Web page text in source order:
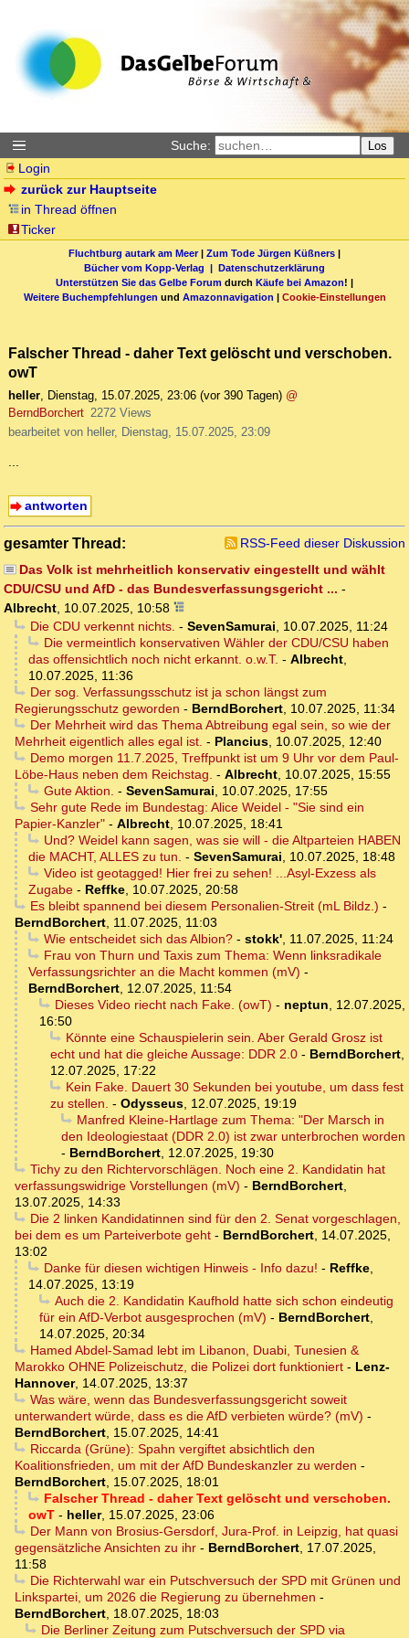
Suche: Los
Login
zurück zur Hauptseite
in Thread öffnen
Ticker
Fluchtburg autark am Meer| Zum Tode Jürgen Küßners |
Bücher vom Kopp-Verlag | Datenschutzerklärung
Unterstützen Sie das Gelbe Forum durch Käufe bei Amazon! |
Weitere Buchempfehlungen und Amazonnavigation | Cookie-Einstellungen
Falscher Thread - daher Text gelöscht und verschoben.
owT
heller, Dienstag, 15.07.2025, 23:06 (vor 390 Tagen) @
BerndBorchert 2272 Views
bearbeitet von heller, Dienstag, 15.07.2025, 23:09
...
antworten
gesamter Thread:
RSS-Feed dieser Diskussion
Das Volk ist mehrheitlich konservativ eingestellt und wählt
CDU/CSU und AfD - das Bundesverfassungsgericht ... -
Albrecht, 10.07.2025, 10:58
Die CDU verkennt nichts. - SevenSamurai, 10.07.2025, 11:24
Die vermeintlich konservativen Wähler der CDU/CSU haben
das offensichtlich noch nicht erkannt. o.w.T. - Albrecht,
10.07.2025, 11:36
Der sog. Verfassungsschutz ist ja schon längst zum
Regierungsschutz geworden - BerndBorchert, 10.07.2025, 11:34
Der Mehrheit wird das Thema Abtreibung egal sein, so wie der
Mehrheit eigentlich alles egal ist. - Plancius, 10.07.2025, 12:40
Demo morgen 11.7.2025, Treffpunkt ist um 9 Uhr vor dem Paul-
Löbe-Haus neben dem Reichstag. - Albrecht, 10.07.2025, 15:55
Gute Aktion. - SevenSamurai, 10.07.2025, 17:55
Sehr gute Rede im Bundestag: Alice Weidel - "Sie sind ein
Papier-Kanzler" - Albrecht, 10.07.2025, 18:41
Und? Weidel kann sagen, was sie will - die Altparteien HABEN
die MACHT, ALLES zu tun. - SevenSamurai, 10.07.2025, 18:48
Video ist geotagged! Hier frei zu sehen! ...Asyl-Exzess als
Zugabe - Reffke, 10.07.2025, 20:58
Es bleibt spannend bei diesem Personalien-Streit (mL Bildz.) -
BerndBorchert, 11.07.2025, 11:03
Wie entscheidet sich das Albion?- stokk', 11.07.2025, 11:24
Frau von Thurn und Taxis zum Thema: Wenn linksradikale
Verfassungsrichter an die Macht kommen (mV) -
BerndBorchert, 12.07.2025, 11:54
Dieses Video riecht nach Fake. (owT) - neptun, 12.07.2025,
16:50
Könnte eine Schauspielerin sein. Aber Gerald Grosz ist
echt und hat die gleiche Aussage: DDR 2.0 - BerndBorchert,
12.07.2025, 17:22
Kein Fake. Dauert 30 Sekunden bei youtube, um dass fest
zu stellen. - Odysseus, 12.07.2025, 19:19
Manfred Kleine-Hartlage zum Thema: "Der Marsch in
den Ideologiestaat (DDR 2.0) ist zwar unterbrochen worden
- BerndBorchert, 12.07.2025, 19:30
Tichy zu den Richtervorschlägen. Noch eine 2. Kandidatin hat
verfassungswidrige Vorstellungen (mV) - BerndBorchert,
13.07.2025, 14:33
Die 2 linken Kandidatinnen sind für den 2. Senat vorgeschlagen,
bei dem es um Parteiverbote geht - BerndBorchert, 14.07.2025,
13:02
Danke für diesen wichtigen Hinweis - Info dazu! - Reffke,
14.07.2025, 13:19
Auch die 2. Kandidatin Kaufhold hatte sich schon eindeutig
für ein AfD-Verbot ausgesprochen (mV) - BerndBorchert,
14.07.2025, 20:34
Hamed Abdel-Samad lebt im Libanon, Duabi, Tunesien &
Marokko OHNE Polizeischutz, die Polizei dort funktioniert - Lenz-
Hannover, 14.07.2025, 13:37
Was wäre, wenn das Bundesverfassungsgericht soweit
unterwandert würde, dass es die AfD verbieten würde? (mV) -
BerndBorchert, 15.07.2025, 14:41
Riccarda (Grüne): Spahn vergiftet absichtlich den
Koalitionsfrieden, um mit der AfD Bundeskanzler zu werden -
BerndBorchert, 15.07.2025, 18:01
Falscher Thread - daher Text gelöscht und verschoben.
owT - heller, 15.07.2025, 23:06
Der Mann von Brosius-Gersdorf, Jura-Prof. in Leipzig, hat quasi
gegensätzliche Ansichten zu ihr - BerndBorchert, 17.07.2025,
11:58
Die Richterwahl war ein Putschversuch der SPD mit Grünen und
Linkspartei, um 2026 die Regierung zu übernehmen -
BerndBorchert, 18.07.2025, 18:03
Die Berliner Zeitung zum Putschversuch der SPD via